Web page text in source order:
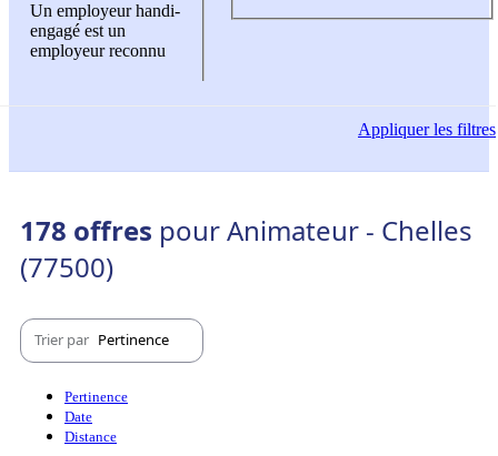
Un employeur handi-
engagé est un
employeur reconnu
Appliquerles filtres
178 offres pour Animateur - Chelles
(77500)
Trier par Pertinence
Pertinence
Date
Distance